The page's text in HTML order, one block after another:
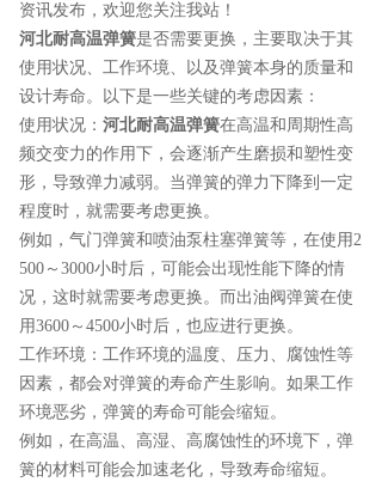
资讯发布，欢迎您关注我站！
河北耐高温弹簧是否需要更换，主要取决于其
使用状况、工作环境、以及弹簧本身的质量和
设计寿命。以下是一些关键的考虑因素：
使用状况： 河北耐高温弹簧在高温和周期性高
频交变力的作用下，会逐渐产生磨损和塑性变
形，导致弹力减弱。当弹簧的弹力下降到一定
程度时，就需要考虑更换。
例如，气门弹簧和喷油泵柱塞弹簧等，在使用2
500～3000小时后，可能会出现性能下降的情
况，这时就需要考虑更换。而出油阀弹簧在使
用3600～4500小时后，也应进行更换。
工作环境：工作环境的温度、压力、腐蚀性等
因素，都会对弹簧的寿命产生影响。如果工作
环境恶劣，弹簧的寿命可能会缩短。
例如，在高温、高湿、高腐蚀性的环境下，弹
簧的材料可能会加速老化，导致寿命缩短。